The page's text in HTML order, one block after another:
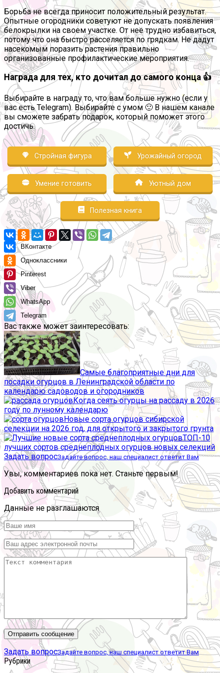
Борьба не всегда приносит положительный результат.
Опытные огородники советуют не допускать появления
белокрылки на своем участке. От нее трудно избавиться,
потому что она быстро расселяется по грядкам. Не дадут
насекомым поразить растения правильно
организованные профилактические мероприятия.
Награда для тех, кто дочитал до самого конца 👍
Выбирайте в награду то, что вам больше нужно (если у
вас есть Telegram). Выбирайте с умом 🙂 В нашем канале
вы сможете забрать подарок, который поможет этого
достичь.
Стройная фигура Урожайный огород
Умение готовить Уютный дом
Полезная книга
ВКонтакте
Одноклассники
Pinterest
Viber
WhatsApp
Telegram
Вас также может заинтересовать:
Самые благоприятные дни для
посадки огурцов в Ленинградской области по
календарю садоводов и огородников
Когда сеять огурцы на рассаду в 2026
году по лунному календарю
Новые сорта огурцов сибирской
селекции на 2026 год, для открытого и закрытого грунта
ТОП-10
лучших сортов среднеплодных огурцов новых селекций
Задать вопросЗадайте вопрос, наш специалист ответит Вам
Увы, комментариев пока нет. Станьте первым!
Добавить комментарий
Данные не разглашаются
Задать вопросЗадайте вопрос, наш специалист ответит Вам
Рубрики